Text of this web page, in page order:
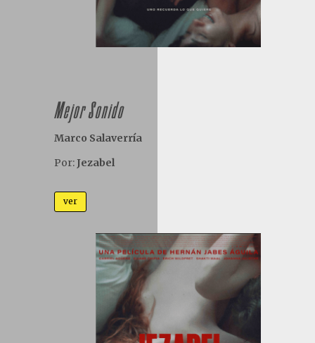
Mejor Sonido
Marco Salaverría
Por: Jezabel
ver